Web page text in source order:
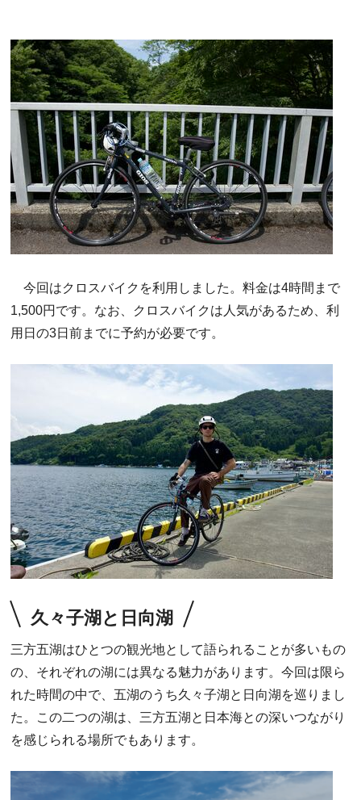
今回はクロスバイクを利用しました。料金は4時間まで
1,500円です。なお、クロスバイクは人気があるため、利
用日の3日前までに予約が必要です。
久々子湖と日向湖
三方五湖はひとつの観光地として語られることが多いもの
の、それぞれの湖には異なる魅力があります。今回は限ら
れた時間の中で、五湖のうち久々子湖と日向湖を巡りまし
た。この二つの湖は、三方五湖と日本海との深いつながり
を感じられる場所でもあります。